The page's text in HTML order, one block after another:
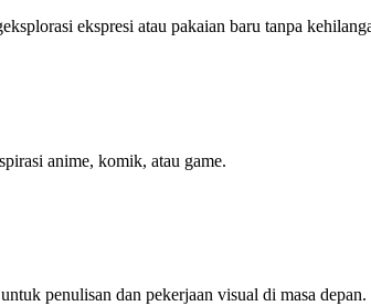
ekspresi atau pakaian baru tanpa
anime, komik, atau game.
penulisan dan pekerjaan visual di masa depan.